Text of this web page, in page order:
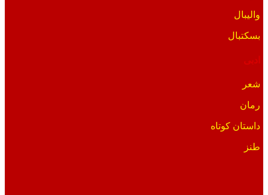
والیبال
بسکتبال
ادبی
شعر
رمان
داستان کوتاه
طنز